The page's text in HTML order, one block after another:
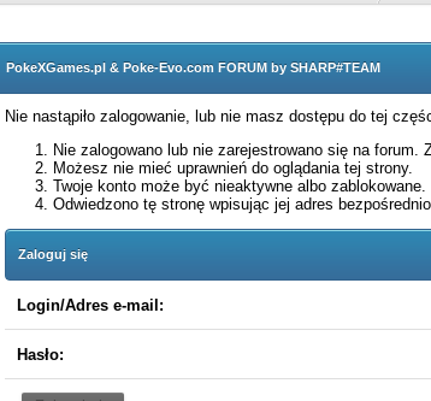
PokeXGames.pl & Poke-Evo.com FORUM by SHARP#TEAM
Nie nastąpiło zalogowanie, lub nie masz dostępu do tej
Nie zalogowano lub nie zarejestrowano się na forum.
Możesz nie mieć uprawnień do oglądania tej strony.
Twoje konto może być nieaktywne albo zablokowane.
Odwiedzono tę stronę wpisując jej adres
Zaloguj się
Login/Adres e-mail:
Hasło: